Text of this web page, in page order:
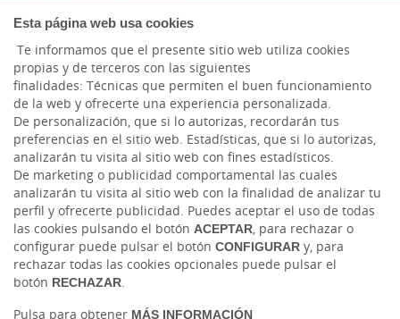
Esta página web usa cookies
Te informamos que el presente sitio web utiliza cookies
propias y de terceros con las siguientes
finalidades: Técnicas que permiten el buen funcionamiento
de la web y ofrecerte una experiencia personalizada.
De personalización, que si lo autorizas, recordarán tus
preferencias en el sitio web. Estadísticas, que si lo autorizas,
analizarán tu visita al sitio web con fines estadísticos.
De marketing o publicidad comportamental las cuales
analizarán tu visita al sitio web con la finalidad de analizar tu
perfil y ofrecerte publicidad. Puedes aceptar el uso de todas
las cookies pulsando el botón ACEPTAR, para rechazar o
configurar puede pulsar el botón CONFIGURAR y, para
rechazar todas las cookies opcionales puede pulsar el
botón RECHAZAR.
Pulsa para obtener MÁS INFORMACIÓN
Accesibilidad
LinkedIn
Instagram
Tablón de anuncios
Protección de datos